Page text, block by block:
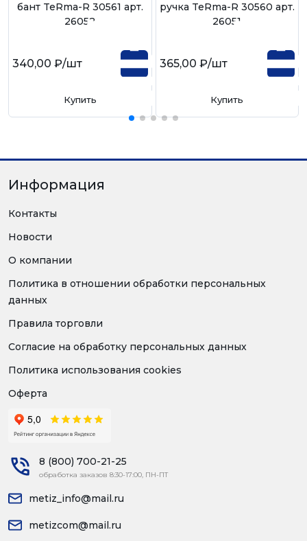
бант TeRma-R 30561 арт.
26052
340,00 ₽/шт
Купить
ручка TeRma-R 30560 арт.
26051
365,00 ₽/шт
Купить
Информация
Контакты
Новости
О компании
Политика в отношении обработки персональных
данных
Правила торговли
Согласие на обработку персональных данных
Политика использования cookies
Оферта
8 (800) 700-21-25
обработка заказов 8:30-17:00, ПН-ПТ
metiz_info@mail.ru
metizcom@mail.ru